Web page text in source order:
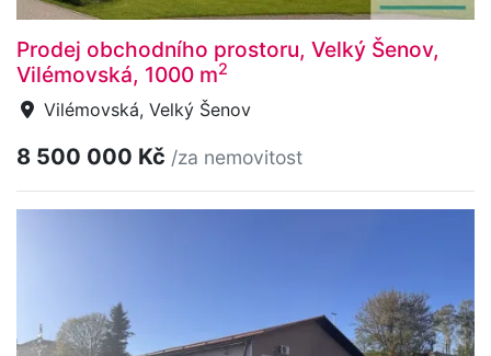
Prodej obchodního prostoru, Velký Šenov,
Vilémovská, 1000 m2
Vilémovská, Velký Šenov
8 500 000 Kč /za nemovitost